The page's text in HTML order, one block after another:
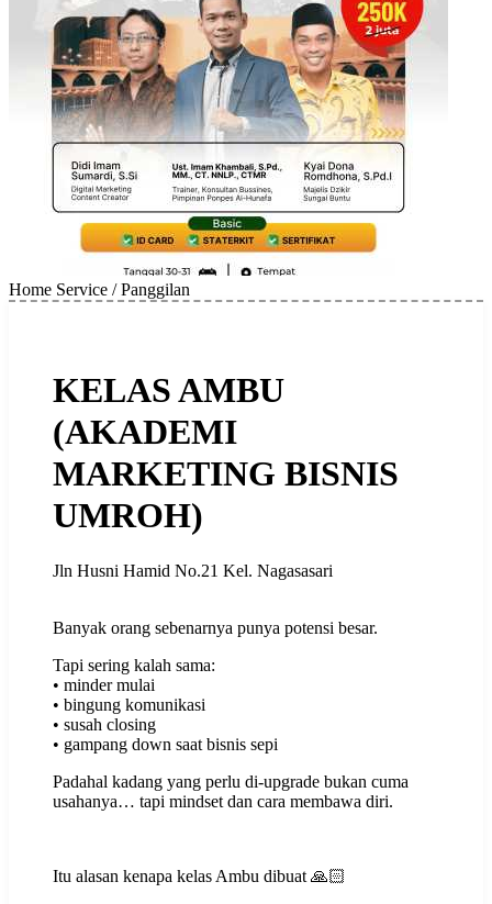
Home Service / Panggilan
KELAS AMBU
(AKADEMI
MARKETING BISNIS
UMROH)
Jln Husni Hamid No.21 Kel. Nagasasari
Banyak orang sebenarnya punya potensi besar.
Tapi sering kalah sama:
‌• minder mulai
‌• bingung komunikasi
‌• susah closing
‌• gampang down saat bisnis sepi
Padahal kadang yang perlu di-upgrade bukan cuma
usahanya… tapi mindset dan cara membawa diri.
Itu alasan kenapa kelas Ambu dibuat 🙏🏻